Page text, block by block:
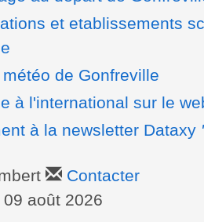
et etablissements
de Gonfreville
à l'international sur le
à la newsletter Dataxy
Contacter
août 2026